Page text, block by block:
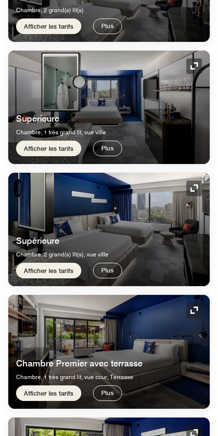
Chambre, 2 grand(s) lit(s)
Afficher les tarifs Plus
Icône
Supérieure
Chambre, 1 très grand lit, vue ville
Afficher les tarifs Plus
Icône
Supérieure
Chambre, 2 grand(s) lit(s), vue ville
Afficher les tarifs Plus
Icône
Chambre Premier avec terrasse
Chambre, 1 très grand lit, vue cour, Terrasse
Afficher les tarifs Plus